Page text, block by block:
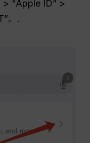
> “Apple ID” >
。.